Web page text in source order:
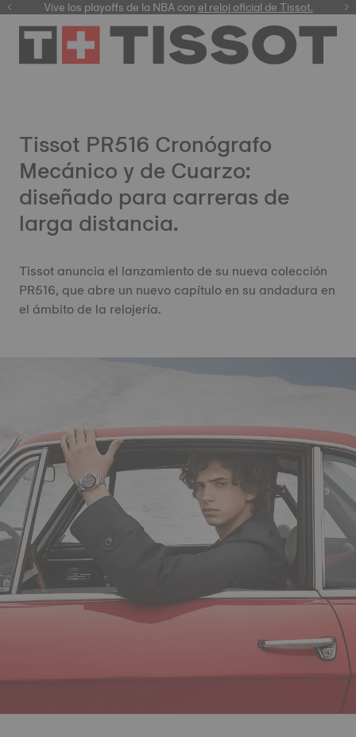
Vive los playoffs de la NBA conel reloj oficial de Tissot.
Tissot PR516 Cronógrafo
Mecánico y de Cuarzo:
diseñado para carreras de
larga distancia.
Tissot anuncia el lanzamiento de su nueva colección
PR516, que abre un nuevo capítulo en su andadura en
el ámbito de la relojería.